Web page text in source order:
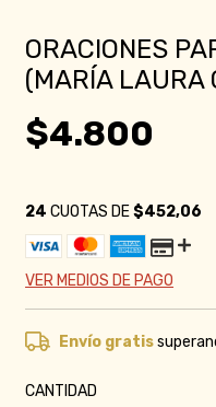
ORACIONES
(MARÍA LAURA
$4.800
24 CUOTAS DE$452,06
VER MEDIOS DE PAGO
Envío gratis
CANTIDAD